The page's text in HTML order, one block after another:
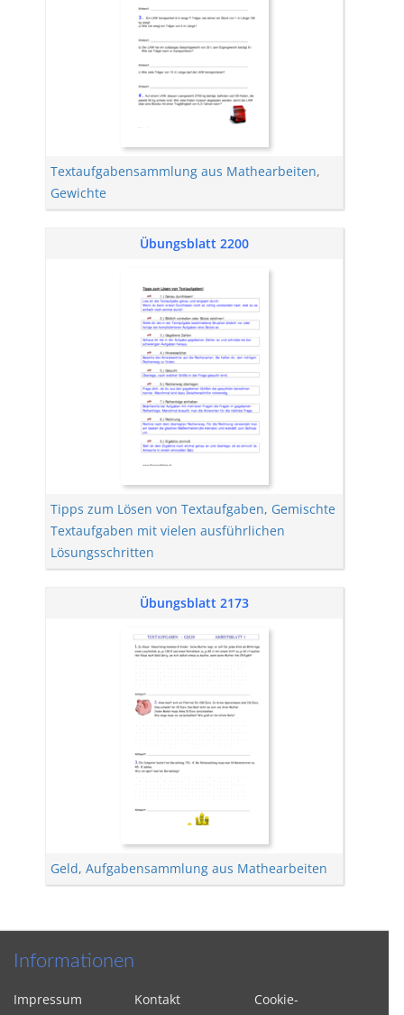
Textaufgabensammlung aus Mathearbeiten,
Gewichte
Übungsblatt 2200
Tipps zum Lösen von Textaufgaben, Gemischte
Textaufgaben mit vielen ausführlichen
Lösungsschritten
Übungsblatt 2173
Geld, Aufgabensammlung aus Mathearbeiten
Informationen
Impressum Kontakt
Cookie-